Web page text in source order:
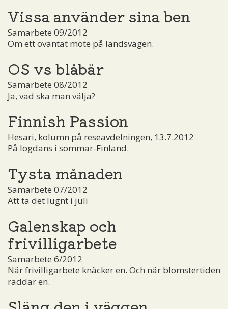
Vissa använder sina ben
Samarbete 09/2012
Om ett oväntat möte på landsvägen.
OS vs blåbär
Samarbete 08/2012
Ja, vad ska man välja?
Finnish Passion
Hesari, kolumn på reseavdelningen, 13.7.2012
På logdans i sommar-Finland.
Tysta månaden
Samarbete 07/2012
Att ta det lugnt i juli
Galenskap och
frivilligarbete
Samarbete 6/2012
När frivilligarbete knäcker en. Och när blomstertiden
räddar en.